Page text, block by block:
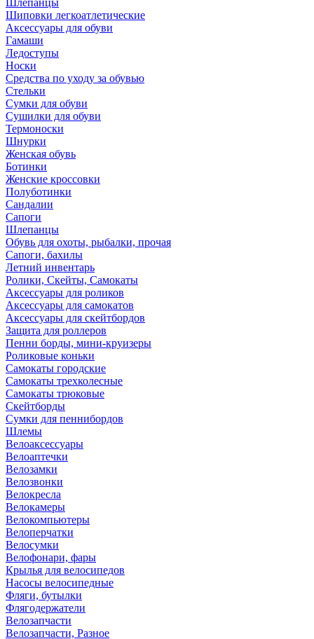
Шлепанцы
Шиповки легкоатлетические
Аксессуары для обуви
Гамаши
Ледоступы
Носки
Средства по уходу за обувью
Стельки
Сумки для обуви
Сушилки для обуви
Термоноски
Шнурки
Женская обувь
Ботинки
Женские кроссовки
Полуботинки
Сандалии
Сапоги
Шлепанцы
Обувь для охоты, рыбалки, прочая
Сапоги, бахилы
Летний инвентарь
Ролики, Скейты, Самокаты
Аксессуары для роликов
Аксессуары для самокатов
Аксессуары для скейтбордов
Защита для роллеров
Пенни борды, мини-круизеры
Роликовые коньки
Самокаты городские
Самокаты трехколесные
Самокаты трюковые
Скейтборды
Сумки для пеннибордов
Шлемы
Велоаксессуары
Велоаптечки
Велозамки
Велозвонки
Велокресла
Велокамеры
Велокомпьютеры
Велоперчатки
Велосумки
Велофонари, фары
Крылья для велосипедов
Насосы велосипедные
Фляги, бутылки
Флягодержатели
Велозапчасти
Велозапчасти, Разное